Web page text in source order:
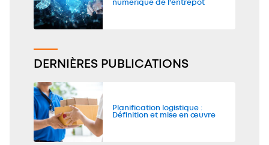
numérique de l’entrepôt
DERNIÈRES PUBLICATIONS
Planification logistique :
Définition et mise en œuvre